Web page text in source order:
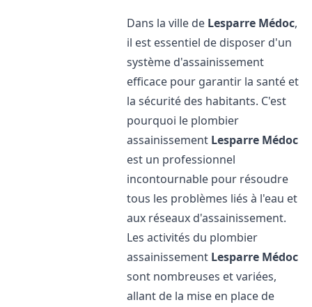
Dans la ville de Lesparre Médoc,
il est essentiel de disposer d'un
système d'assainissement
efficace pour garantir la santé et
la sécurité des habitants. C'est
pourquoi le plombier
assainissement Lesparre Médoc
est un professionnel
incontournable pour résoudre
tous les problèmes liés à l'eau et
aux réseaux d'assainissement.
Les activités du plombier
assainissement Lesparre Médoc
sont nombreuses et variées,
allant de la mise en place de